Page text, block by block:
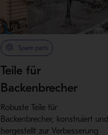
Spare parts
Teile für
Backenbrecher
Robuste Teile für
Backenbrecher, konstruiert und
hergestellt zur Verbesserung